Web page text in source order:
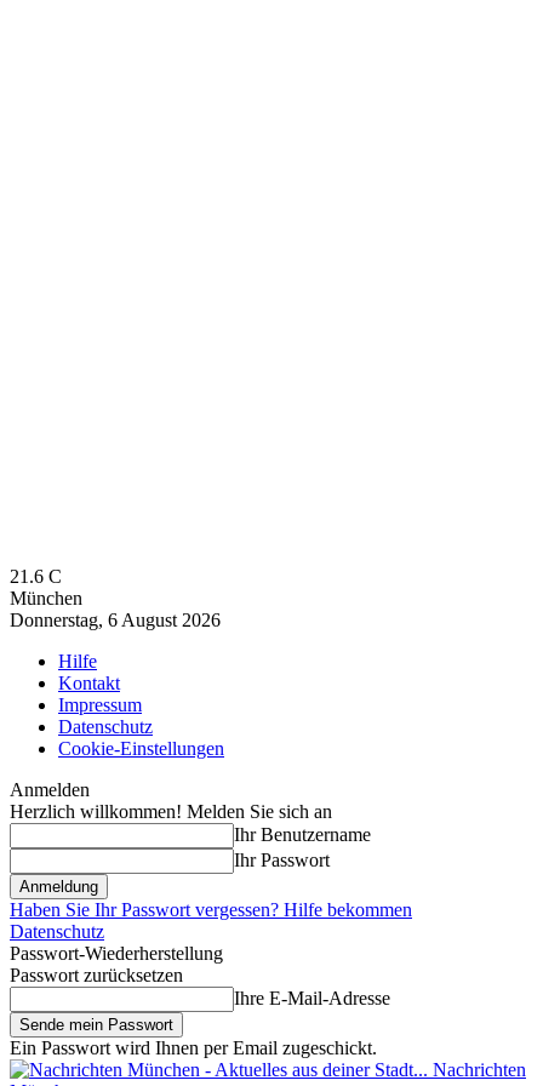
21.6 C
München
Donnerstag, 6 August 2026
Hilfe
Kontakt
Impressum
Datenschutz
Cookie-Einstellungen
Anmelden
Herzlich willkommen! Melden Sie sich an
Ihr Benutzername
Ihr Passwort
Haben Sie Ihr Passwort vergessen? Hilfe bekommen
Datenschutz
Passwort-Wiederherstellung
Passwort zurücksetzen
Ihre E-Mail-Adresse
Ein Passwort wird Ihnen per Email zugeschickt.
Nachrichten